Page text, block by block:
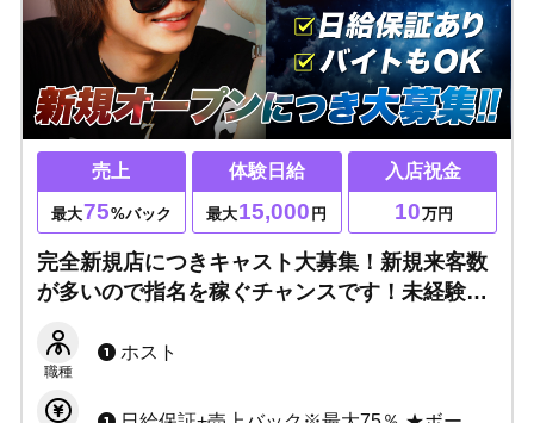
売上
最大75%バック
体験日給
最大15,000 円
入店祝金
10万円
完全新規店につきキャスト大募集！新規来客数
が多いので指名を稼ぐチャンスです！未経験者
迎！名古屋新栄で稼ぐならAsteriaが熱い！！
職種
ホスト